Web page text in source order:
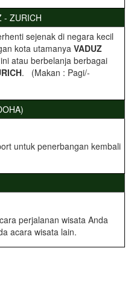
- ZURICH
sejenak di negara kecil
kota utamanya VADUZ
atau berbelanja berbagai
. (Makan : Pagi/-
untuk penerbangan kembali
perjalanan wisata Anda
acara wisata lain.